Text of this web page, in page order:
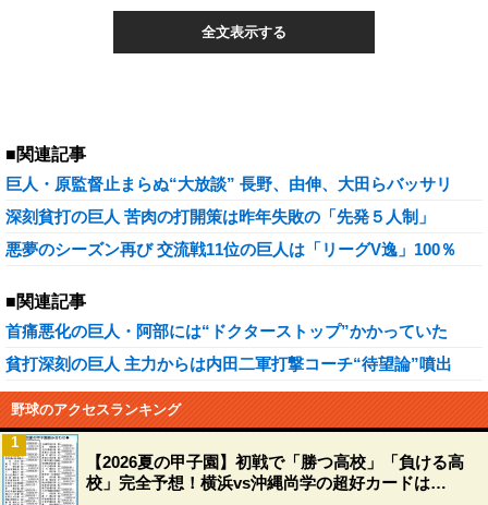
全文表示する
■関連記事
巨人・原監督止まらぬ“大放談” 長野、由伸、大田らバッサリ
深刻貧打の巨人 苦肉の打開策は昨年失敗の「先発５人制」
悪夢のシーズン再び 交流戦11位の巨人は「リーグV逸」100％
■関連記事
首痛悪化の巨人・阿部には“ドクターストップ”かかっていた
貧打深刻の巨人 主力からは内田二軍打撃コーチ“待望論”噴出
野球のアクセスランキング
【2026夏の甲子園】初戦で「勝つ高校」「負ける高
校」完全予想！横浜vs沖縄尚学の超好カードは…
1